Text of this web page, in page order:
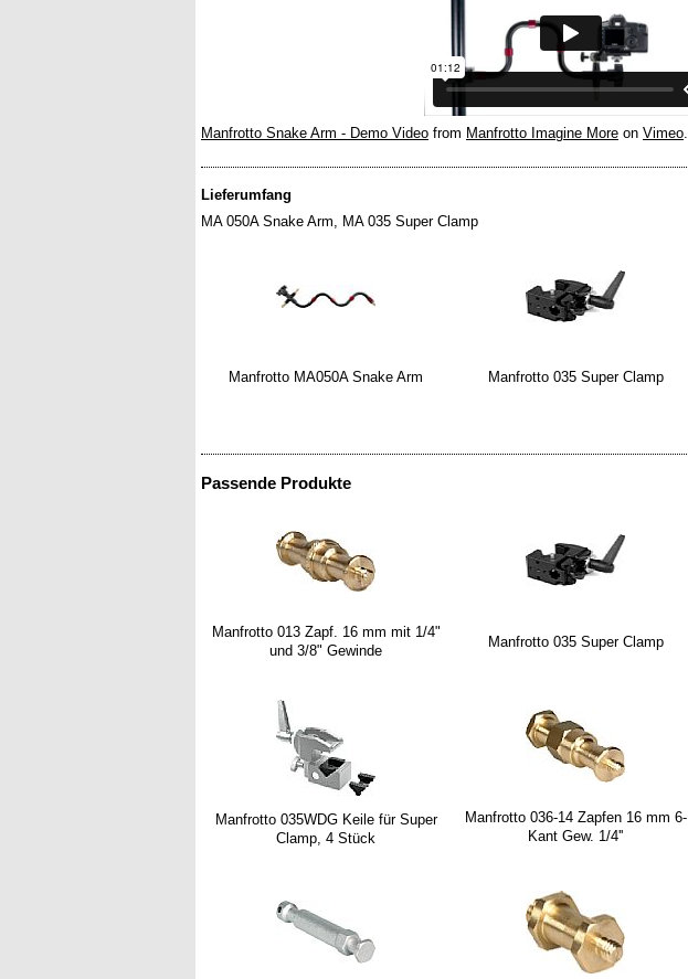
Manfrotto Snake Arm - Demo Video from Manfrotto Imagine More on Vimeo.
Lieferumfang
MA 050A Snake Arm, MA 035 Super Clamp
Manfrotto MA050A Snake Arm Manfrotto 035 Super Clamp
Passende Produkte
Manfrotto 013 Zapf. 16 mm mit 1/4"
und 3/8" Gewinde
Manfrotto 035 Super Clamp
Manfrotto 035WDG Keile für Super
Clamp, 4 Stück
Manfrotto 036-14 Zapfen 16 mm 6-
Kant Gew. 1/4''